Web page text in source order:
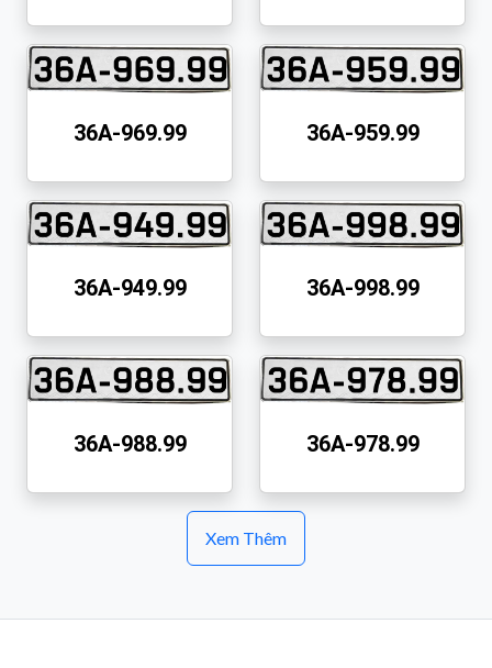
36A-969.99 36A-959.99
36A-949.99 36A-998.99
36A-988.99 36A-978.99
Xem Thêm